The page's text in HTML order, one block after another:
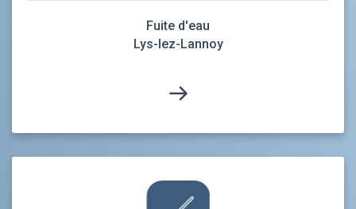
Fuite d'eau
Lys-lez-Lannoy